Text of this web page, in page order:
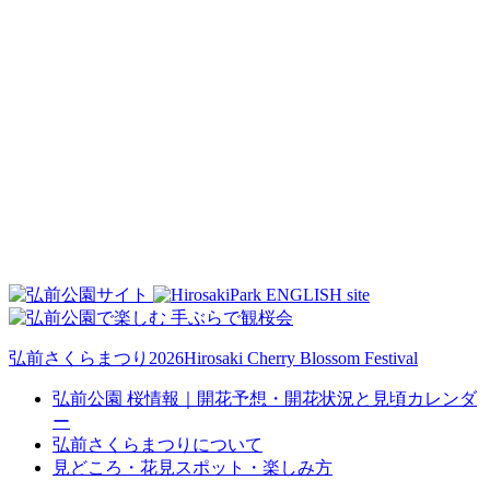
弘前さくらまつり2026Hirosaki Cherry Blossom Festival
弘前公園 桜情報｜開花予想・開花状況と見頃カレンダ
ー
弘前さくらまつりについて
見どころ・花見スポット・楽しみ方